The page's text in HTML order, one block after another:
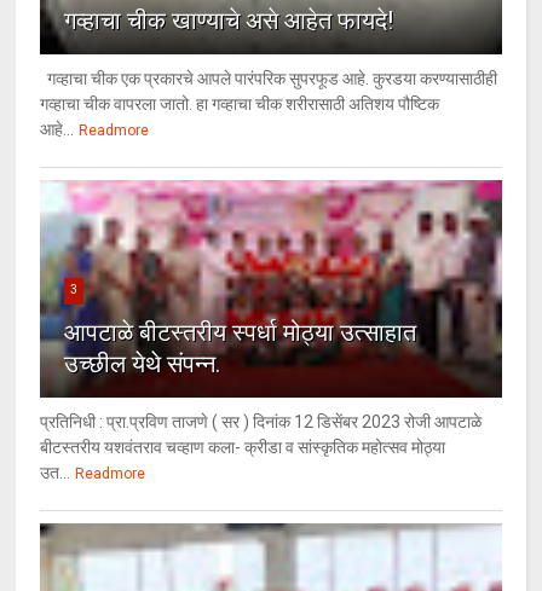
गव्हाचा चीक खाण्याचे असे आहेत फायदे!
गव्हाचा चीक एक प्रकारचे आपले पारंपरिक सुपरफूड आहे. कुरडया करण्यासाठीही
गव्हाचा चीक वापरला जातो. हा गव्हाचा चीक शरीरासाठी अतिशय पौष्टिक
आहे... Readmore
3
आपटाळे बीटस्तरीय स्पर्धा मोठ्या उत्साहात
उच्छील येथे संपन्न.
प्रतिनिधी : प्रा.प्रविण ताजणे ( सर ) दिनांक 12 डिसेंबर 2023 रोजी आपटाळे
बीटस्तरीय यशवंतराव चव्हाण कला- क्रीडा व सांस्कृतिक महोत्सव मोठ्या
उत... Readmore